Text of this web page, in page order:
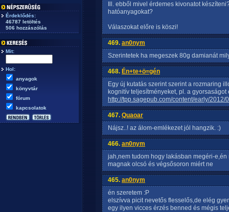
Érdeklődés:
46787 letöltés
506 hozzászólás
Mit:
Hol:
anyagok
könyvtár
fórum
kapcsolatok
Ill. ebből mivel érdemes kivonatot
hatóanyagokat?
Válaszokat előre is köszi!
469. an0nym
Szerintetek ha megeszek 80g damianát
468. Én+te+ö=gén
Egy új kutatás szerint szerint a rozmaring
kognitív teljesítményeket, pl. a
http://tpp.sagepub.com/content/early/
467. Quaoar
Nájsz..! az álom-emlékezet jól hangzik. :)
466. an0nym
jah,nem tudom hogy lakásban megéri-
magnak olcsó és végsősoron miért ne
465. an0nym
én szeretem :P
elszívva picit nevetős flesselős,de elég
egy ilyen vicces érzés benned és mégis